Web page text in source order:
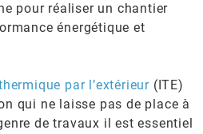
pour réaliser un chantier
énergétique et
par l’extérieur (ITE)
qui ne laisse pas de place à
de travaux il est essentiel